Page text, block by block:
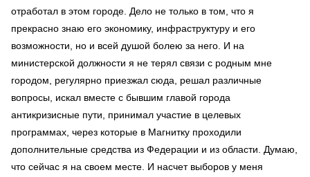
отработал в этом городе. Дело не только в том, что я
прекрасно знаю его экономику, инфраструктуру и его
возможности, но и всей душой болею за него. И на
министерской должности я не терял связи с родным мне
городом, регулярно приезжал сюда, решал различные
вопросы, искал вместе с бывшим главой города
антикризисные пути, принимал участие в целевых
программах, через которые в Магнитку проходили
дополнительные средства из Федерации и из области. Думаю,
что сейчас я на своем месте. И насчет выборов у меня